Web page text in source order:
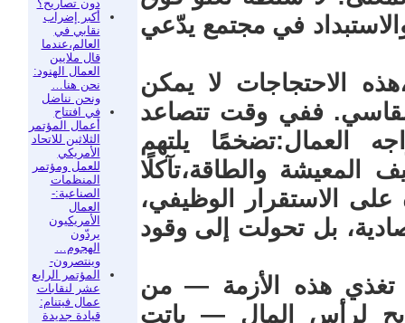
دون تصاريح؟
أكبر إضراب
نقابي في
العالم،عندما
قال ملايين
العمال الهنود:
نحن هنا…
ونحن نناضل
في افتتاح
أعمال المؤتمر
الثلاثين للاتحاد
الأمريكي
للعمل ومؤتمر
المنظمات
الصناعية:-
العمال
الأمريكيون
يردّون
الهجوم…
وينتصرون-
المؤتمر الرابع
عشر لنقابات
عمال فيتنام:
قيادة جديدة
في مجتمع يدّعي
الاحتجاجات لا يمكن
ففي وقت تتصاعد
العمال:تضخمًا يلتهم
المعيشة والطاقة،تآكلًا
الاستقرار الوظيفي،
بل تحولت إلى وقود
تغذي هذه الأزمة — من
لرأس المال — باتت